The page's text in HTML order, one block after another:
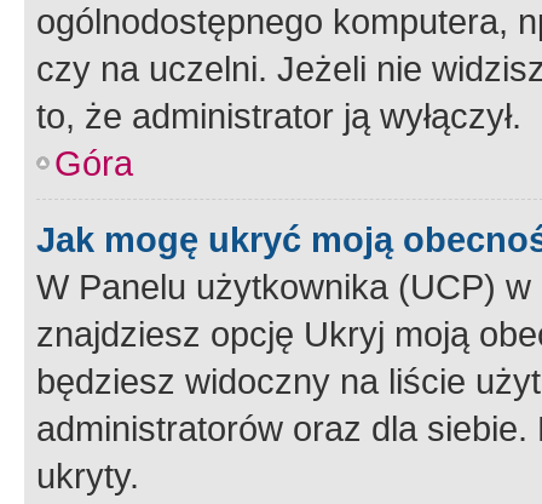
ogólnodostępnego komputera,
czy na uczelni. Jeżeli nie
to, że administrator ją wyłączył.
Góra
Jak mogę ukryć moją
W Panelu użytkownika (UCP) w
znajdziesz opcję Ukryj moją
będziesz widoczny na liście
administratorów oraz dla
ukryty.